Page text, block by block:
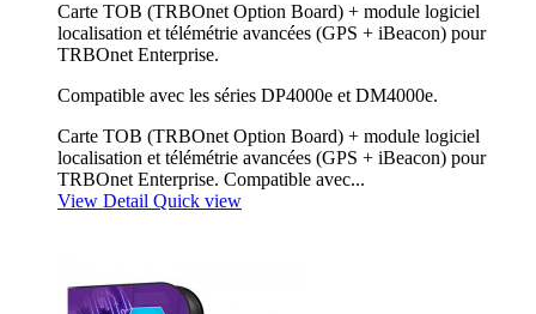
Carte TOB (TRBOnet Option Board) + module logiciel
localisation et télémétrie avancées (GPS + iBeacon) pour
TRBOnet Enterprise.
Compatible avec les séries DP4000e et DM4000e.
Carte TOB (TRBOnet Option Board) + module logiciel
localisation et télémétrie avancées (GPS + iBeacon) pour
TRBOnet Enterprise. Compatible avec...
View Detail Quick view